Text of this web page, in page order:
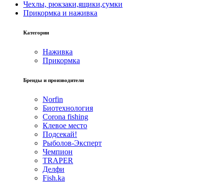
Чехлы, рюкзаки,ящики,сумки
Прикормка и наживка
Категории
Наживка
Прикормка
Бренды и производители
Norfin
Биотехнология
Corona fishing
Клевое место
Подсекай!
Рыболов-Эксперт
Чемпион
TRAPER
Делфи
Fish.ka